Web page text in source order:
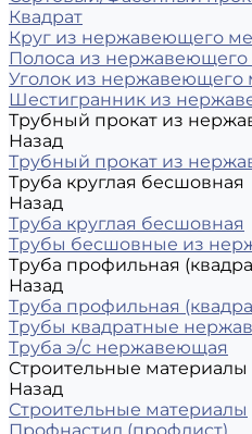
Квадрат
Круг из нержавеющего
Полоса из нержавеющего
Уголок из нержавеющего
Шестигранник из
Трубный прокат из
Назад
Трубный прокат из
Труба круглая бесшовная
Назад
Труба круглая бесшовная
Трубы бесшовные из
Труба профильная
Назад
Труба профильная
Трубы квадратные
Труба э/с нержавеющая
Строительные материалы
Назад
Строительные материалы